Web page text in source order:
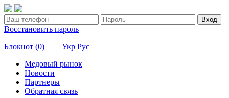
Вход
Восстановить пароль
Блокнот (0) Укр Рус
Медовый рынок
Новости
Партнеры
Обратная связь